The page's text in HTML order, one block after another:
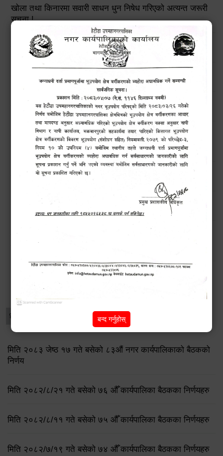
खोला तथा किनारमा सवारी साधन धुन निषेध गरिएको अत्यन्त जरूरी
सूचना !
हेटौंडा उपमहानगरपालिकाको विपद् व्यवस्थापनरणनीतिक कार्ययोजना
उच्च सतर्कताको लागि अनुरोध
मनसुनजन्य विपद्‍बाट सतर्कता अपनाउने सम्बन्धी जरुरी सूचना !!
बिन प्रयोगकर्ताहरुको लागि तालिम कार्यक्रम सम्बन्धी सार्वजनिक
सूचना !!
हेटौंडाका चराहरु (Birds of Hetauda)
नगरबासीहरुमा बाढी पहिरो सम्बन्धी सूचना।।
धार्मिक/पर्यटन प्रेस नोट
मिति २०८३ जेष्ठ १७ गते बसेको ८३औं नगर कार्यपालिकाको बैठकको
निर्णय
मिति २०८२/८/२१ गते बसेको ७६ औँ कार्यपालिका बैठकका निर्णयहरु
मिति २०८२/८/११ गते बसेको ७५ औँ कार्यपालिका बैठकका निर्णयहरु
मिति २०८२/७/१९ गते बसेको ७४ औँ कार्यपालिका बैठकका निर्णयहरु
बन्द गर्नुहोस्